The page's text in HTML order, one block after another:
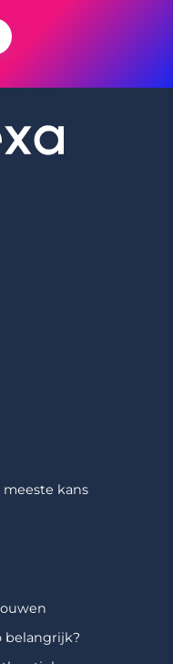
meeste kans
belangrijk?